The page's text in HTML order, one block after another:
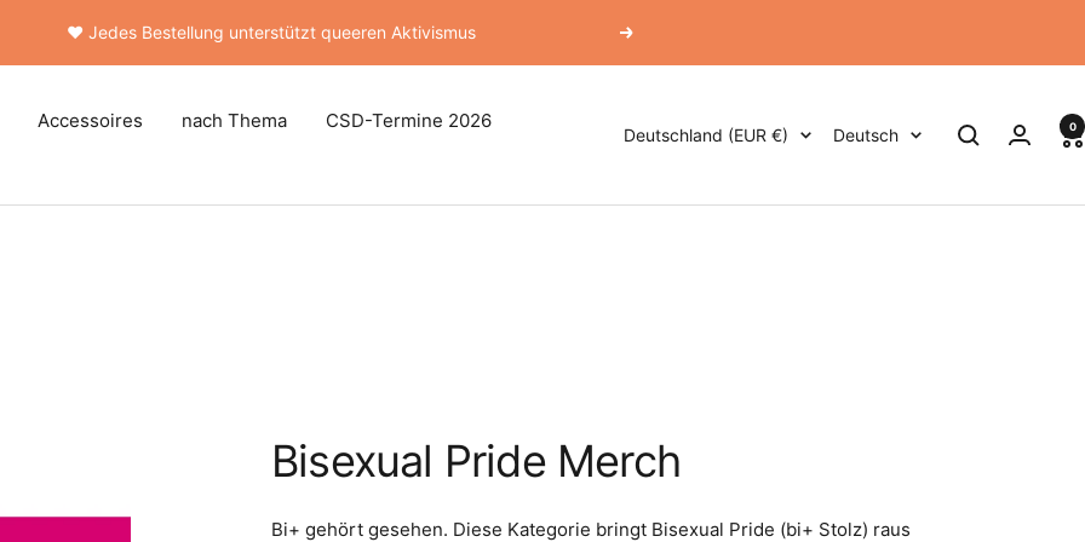
🚚 Kostenloser Versand ab 50 € Weiter
Accessoires nach Thema
CSD-Termine 2026
Land/Region
Deutschland (EUR €) Sprache
Deutsch 0
Bisexual Pride Merch
Bi+ gehört gesehen. Diese Kategorie bringt Bisexual Pride (bi+ Stolz) raus